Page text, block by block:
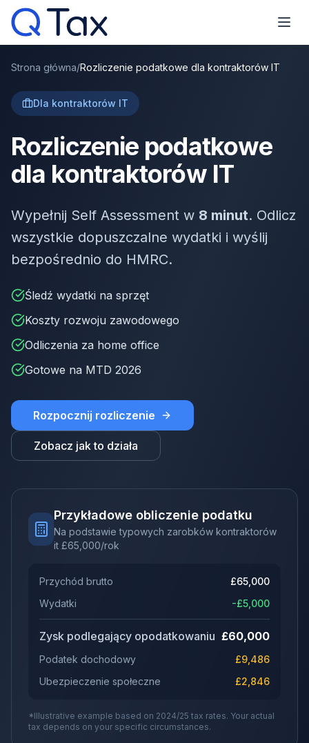
Strona główna/Rozliczenie podatkowe dla kontraktorów IT
Dla kontraktorów IT
Rozliczenie podatkowe
dla kontraktorów IT
Wypełnij Self Assessment w 8 minut. Odlicz
wszystkie dopuszczalne wydatki i wyślij
bezpośrednio do HMRC.
Śledź wydatki na sprzęt
Koszty rozwoju zawodowego
Odliczenia za home office
Gotowe na MTD 2026
Rozpocznij rozliczenie
Zobacz jak to działa
Przykładowe obliczenie podatku
Na podstawie typowych zarobków kontraktorów
it £65,000/rok
Przychód brutto £65,000
Wydatki
-£5,000
Zysk podlegający opodatkowaniu £60,000
Podatek dochodowy £9,486
Ubezpieczenie społeczne
£2,846
*Illustrative example based on 2024/25 tax rates. Your actual
tax depends on your specific circumstances.